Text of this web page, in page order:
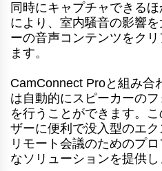
同時にキャプチャできる
により、室内騒音の影響
ーの音声コンテンツをク
ます。
CamConnect Proと組み合
は自動的にスピーカーの
を行うことができます。
ザーに便利で没入型のエク
リモート会議のためのプ
なソリューションを提供し